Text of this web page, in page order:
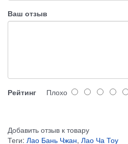
Ваш отзыв
Рейтинг Плохо
Добавить отзыв к товару
Теги: Лао Бань Чжан, Лао Ча Тоу